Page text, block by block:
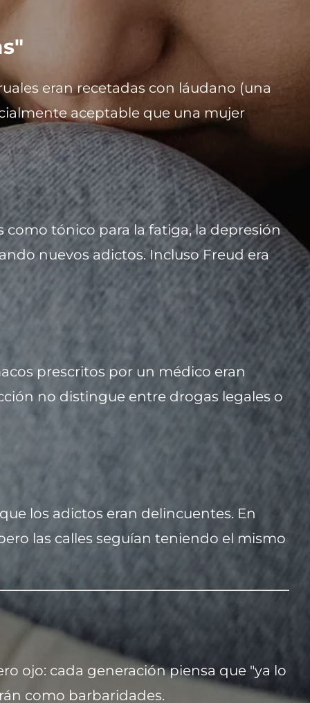
eran recetadas con láudano (una
aceptable que una mujer
como tónico para la fatiga, la depresión
nuevos adictos. Incluso Freud era
prescritos por un médico eran
no distingue entre drogas legales o
los adictos eran delincuentes. En
las calles seguían teniendo el mismo
ojo: cada generación piensa que "ya lo
como barbaridades.